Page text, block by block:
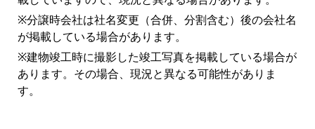
※分譲時会社は社名変更（合併、分割含む）後の会社名
が掲載している場合があります。
※建物竣工時に撮影した竣工写真を掲載している場合が
あります。その場合、現況と異なる可能性がありま
す。